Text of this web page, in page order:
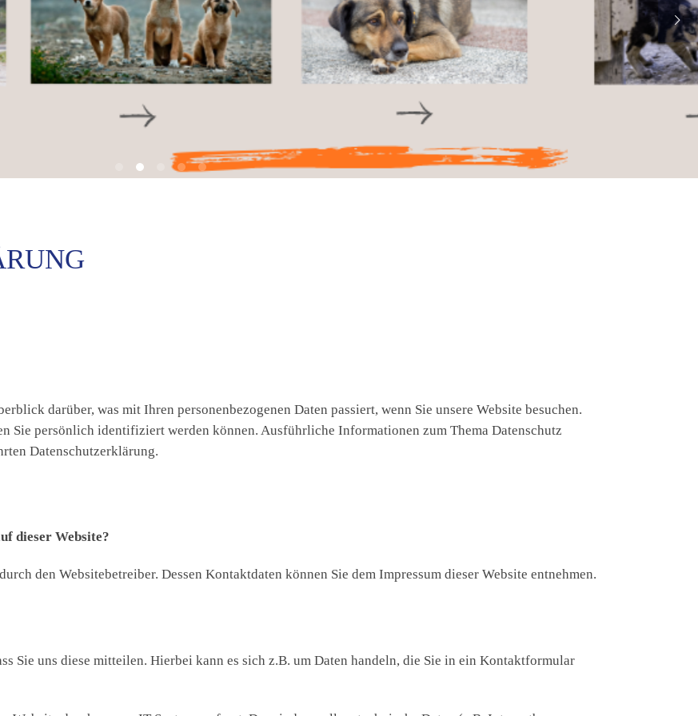
darüber, was mit Ihren personenbezogenen Daten passiert, wenn Sie unsere Website besuchen.
Sie persönlich identifiziert werden können. Ausführliche Informationen zum Thema Datenschutz
Datenschutzerklärung.
dieser Website?
den Websitebetreiber. Dessen Kontaktdaten können Sie dem Impressum dieser Website entnehmen.
Sie uns diese mitteilen. Hierbei kann es sich z.B. um Daten handeln, die Sie in ein Kontaktformular